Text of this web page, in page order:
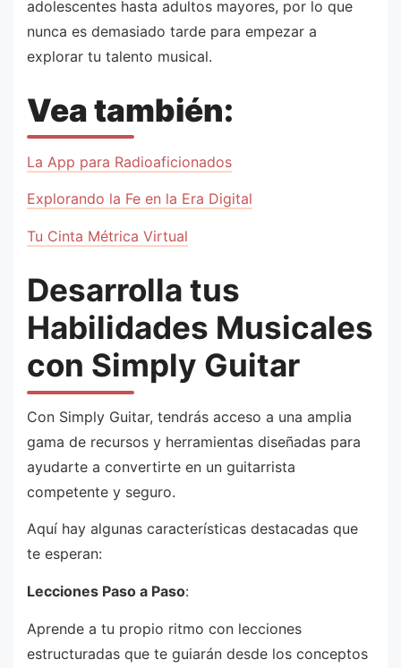
adolescentes hasta adultos mayores, por lo que
nunca es demasiado tarde para empezar a
explorar tu talento musical.
Vea también:
La App para Radioaficionados
Explorando la Fe en la Era Digital
Tu Cinta Métrica Virtual
Desarrolla tus
Habilidades Musicales
con Simply Guitar
Con Simply Guitar, tendrás acceso a una amplia
gama de recursos y herramientas diseñadas para
ayudarte a convertirte en un guitarrista
competente y seguro.
Aquí hay algunas características destacadas que
te esperan:
Lecciones Paso a Paso:
Aprende a tu propio ritmo con lecciones
estructuradas que te guiarán desde los conceptos